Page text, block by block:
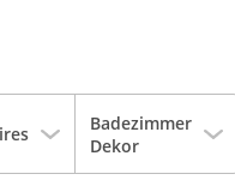
Badezimmer
Dekor